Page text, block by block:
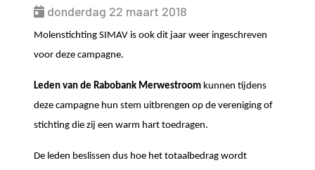
donderdag 22 maart 2018
Molenstichting SIMAV is ook dit jaar weer ingeschreven
voor deze campagne.
Leden van de Rabobank Merwestroom kunnen tijdens
deze campagne hun stem uitbrengen op de vereniging of
stichting die zij een warm hart toedragen.
De leden beslissen dus hoe het totaalbedrag wordt